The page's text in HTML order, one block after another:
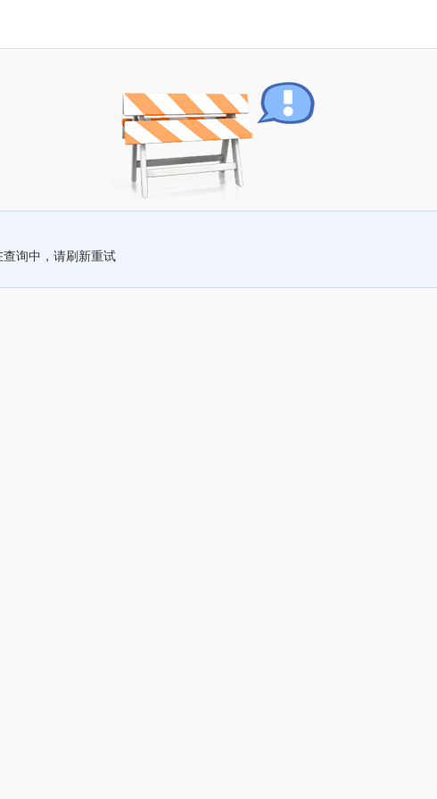
查询中，请刷新重试